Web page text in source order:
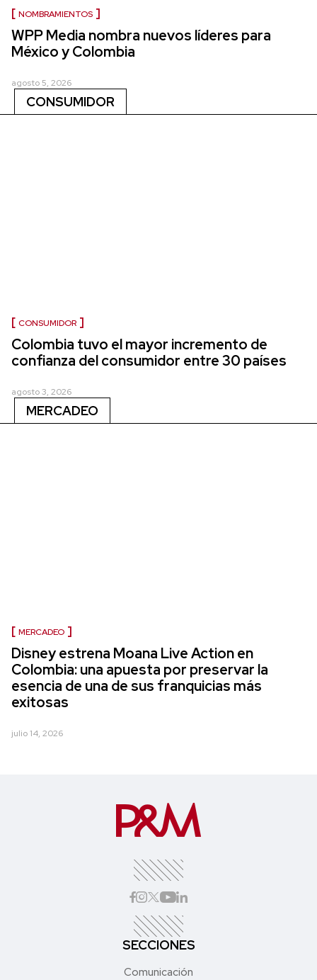
NOMBRAMIENTOS
WPP Media nombra nuevos líderes para
México y Colombia
agosto 5, 2026
CONSUMIDOR
CONSUMIDOR
Colombia tuvo el mayor incremento de
confianza del consumidor entre 30 países
agosto 3, 2026
MERCADEO
MERCADEO
Disney estrena Moana Live Action en
Colombia: una apuesta por preservar la
esencia de una de sus franquicias más
exitosas
julio 14, 2026
SECCIONES
Comunicación